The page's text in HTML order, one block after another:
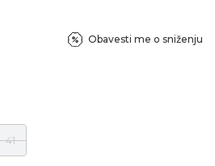
Obavesti me o sniženju
41